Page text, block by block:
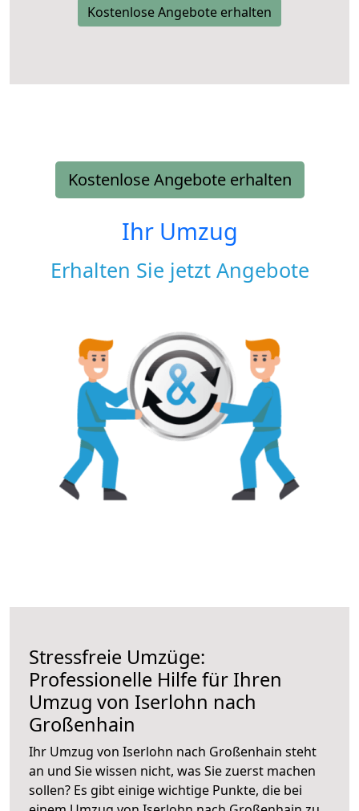
Kostenlose Angebote erhalten
Kostenlose Angebote erhalten
Ihr Umzug
Erhalten Sie jetzt Angebote
Stressfreie Umzüge:
Professionelle Hilfe für Ihren
Umzug von Iserlohn nach
Großenhain
Ihr Umzug von Iserlohn nach Großenhain steht
an und Sie wissen nicht, was Sie zuerst machen
sollen? Es gibt einige wichtige Punkte, die bei